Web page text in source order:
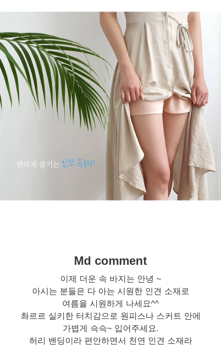
Md comment
이제 더운 속 바지는 안녕 ~
아시는 분들은 다 아는 시원한 인견 소재로
여름을 시원하게 나세요^^
촤르르 실키한 터치감으로 원피스나 스커트 안에
가볍게 슥슥~ 입어주세요.
허리 밴딩이라 편안하면서 천연 인견 소재라